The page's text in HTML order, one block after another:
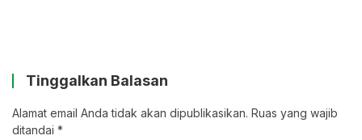
Tinggalkan Balasan
Alamat email Anda tidak akan dipublikasikan. Ruas yang wajib
ditandai *